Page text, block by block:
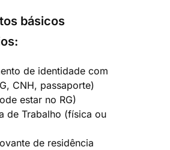
básicos
de identidade com
CNH, passaporte)
estar no RG)
de Trabalho (física ou
de residência